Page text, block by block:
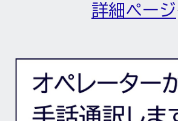
詳細ページ